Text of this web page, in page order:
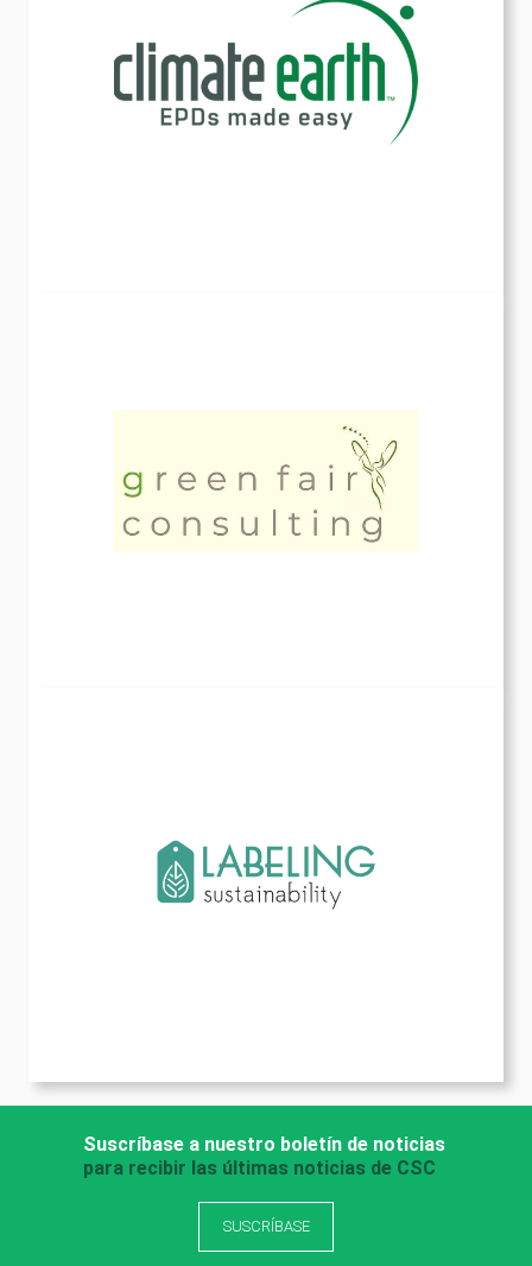
Suscríbase a nuestro boletín de noticias
para recibir las últimas noticias de CSC
SUSCRÍBASE